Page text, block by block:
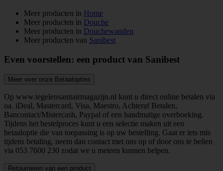
Meer producten in Home
Meer producten in Douche
Meer producten in Douchewanden
Meer producten van Sanibest
Even voorstellen: een product van Sanibest
Meer over onze Betaalopties
Op www.tegelensanitairmagazijn.nl kunt u direct online betalen via
oa. iDeal, Mastercard, Visa, Maestro, Achteraf Betalen,
Bancontact/Mistercash, Paypal of een handmatige overboeking.
Tijdens het bestelproces kunt u een selectie maken uit een
betaaloptie die van toepassing is op uw bestelling. Gaat er iets mis
tijdens betaling, neem dan contact met ons op of door ons te bellen
via 053 7600 230 zodat we u meteen kunnen helpen.
Retourneren van een product